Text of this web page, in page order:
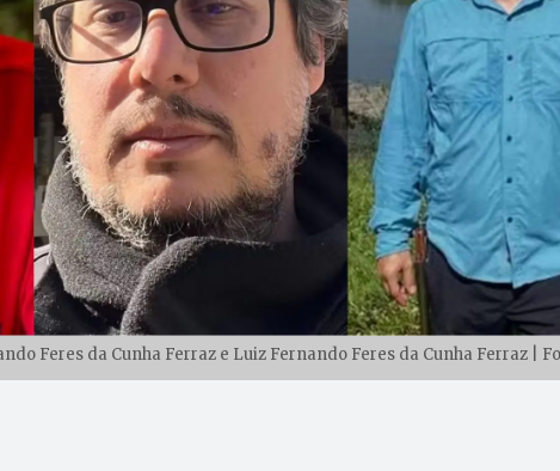
Feres da Cunha Ferraz e Luiz Fernando Feres da Cunha Ferraz |